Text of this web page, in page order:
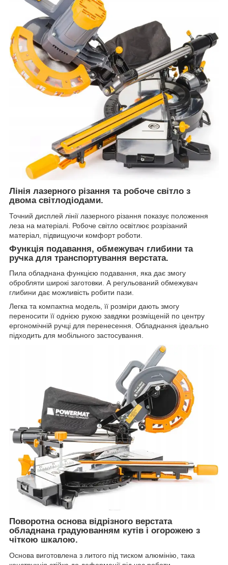
Лінія лазерного різання та робоче світло з
двома світлодіодами.
Точний дисплей лінії лазерного різання показує положення
леза на матеріалі. Робоче світло освітлює розрізаний
матеріал, підвищуючи комфорт роботи.
Функція подавання, обмежувач глибини та
ручка для транспортування верстата.
Пила обладнана функцією подавання, яка дає змогу
обробляти широкі заготовки. А регульований обмежувач
глибини дає можливість робити пази.
Легка та компактна модель, її розміри дають змогу
переносити її однією рукою завдяки розміщеній по центру
ергономічній ручці для перенесення. Обладнання ідеально
підходить для мобільного застосування.
Поворотна основа відрізного верстата
обладнана градуюванням кутів і огорожею з
чіткою шкалою.
Основа виготовлена з литого під тиском алюмінію, така